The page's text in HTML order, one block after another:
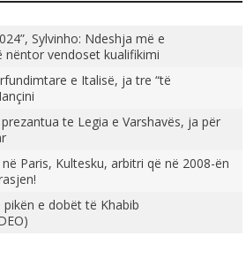
Sylvinho: Ndeshja më e
nëntor vendoset kualifikimi
e Italisë, ja tre “të
te Legia e Varshavës, ja për
në Paris, Kultesku, arbitri që në 2008-ën
pikën e dobët të Khabib